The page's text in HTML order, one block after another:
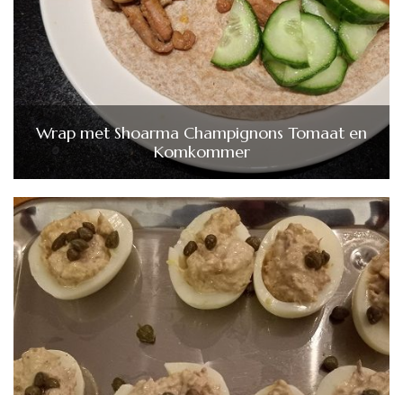
Wrap met Shoarma Champignons Tomaat en
Komkommer